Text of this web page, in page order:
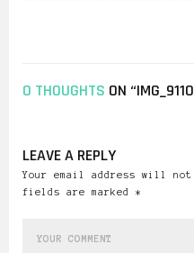
0 THOUGHTS ON
LEAVE A REPLY
Your email address will not
fields are marked *